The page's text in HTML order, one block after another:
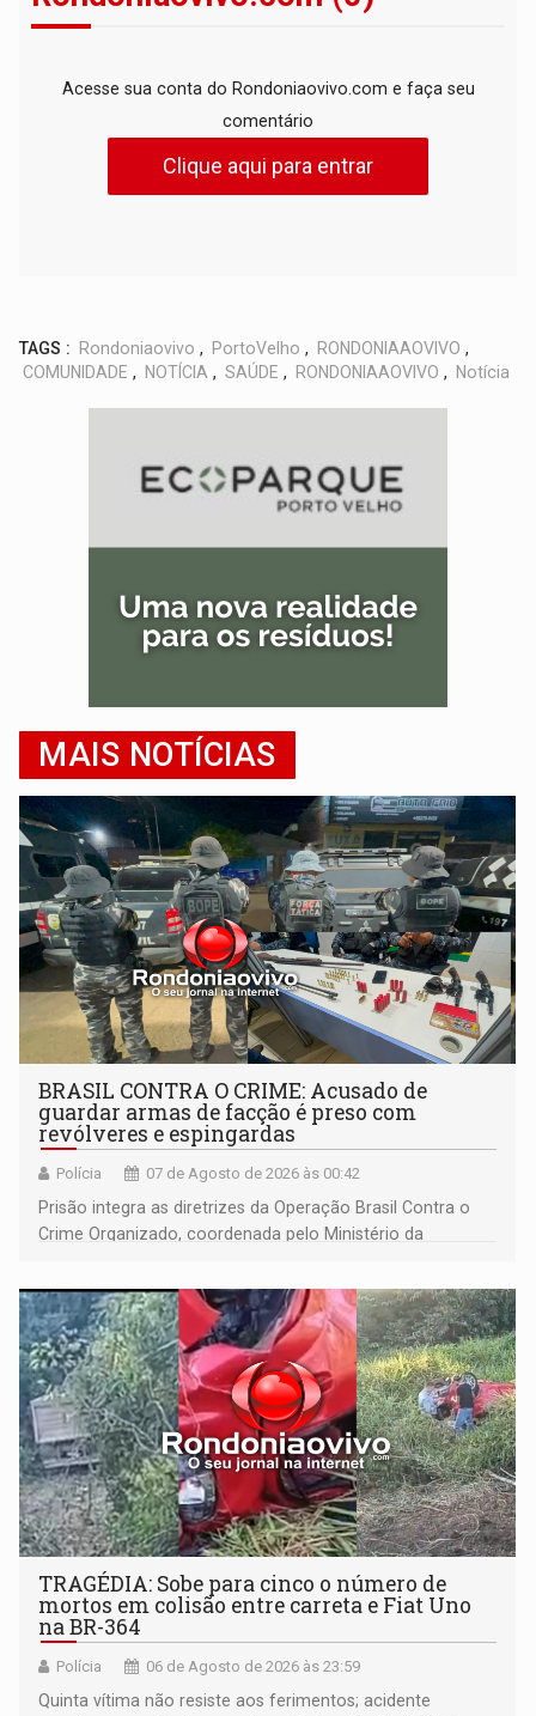
Acesse sua conta do Rondoniaovivo.com e faça seu
comentário
Clique aqui para entrar
TAGS : Rondoniaovivo , PortoVelho , RONDONIAAOVIVO ,
COMUNIDADE , NOTÍCIA , SAÚDE , RONDONIAAOVIVO , Notícia
MAIS NOTÍCIAS
BRASIL CONTRA O CRIME: Acusado de
guardar armas de facção é preso com
revólveres e espingardas
Polícia 07 de Agosto de 2026 às 00:42
Prisão integra as diretrizes da Operação Brasil Contra o
Crime Organizado, coordenada pelo Ministério da
TRAGÉDIA: Sobe para cinco o número de
mortos em colisão entre carreta e Fiat Uno
na BR-364
Polícia 06 de Agosto de 2026 às 23:59
Quinta vítima não resiste aos ferimentos; acidente